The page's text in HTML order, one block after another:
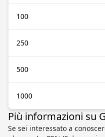
100
250
500
1000
Più informazioni su
Se sei interessato a